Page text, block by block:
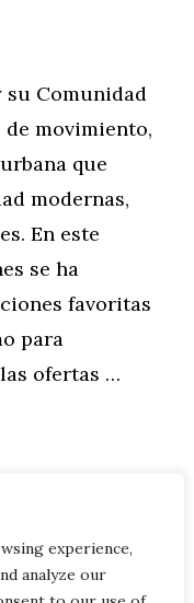
experience,
analyze our
su Comunidad
movimiento,
que
modernas,
En este
se ha
favoritas
para
ofertas …